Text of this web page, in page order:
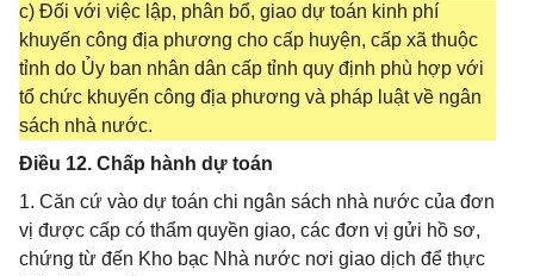
c) Đối với việc lập, phân bổ, giao dự toán kinh phí
khuyến công địa phương cho cấp huyện, cấp xã thuộc
tỉnh do Ủy ban nhân dân cấp tỉnh quy định phù hợp với
tổ chức khuyến công địa phương và pháp luật về ngân
sách nhà nước.
Điều 12. Chấp hành dự toán
1. Căn cứ vào dự toán chi ngân sách nhà nước của đơn
vị được cấp có thẩm quyền giao, các đơn vị gửi hồ sơ,
chứng từ đến Kho bạc Nhà nước nơi giao dịch để thực